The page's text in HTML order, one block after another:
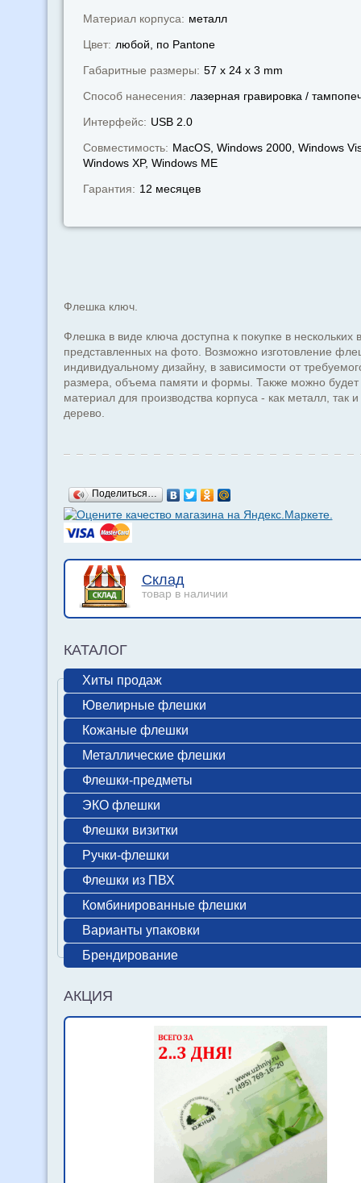
Материал корпуса: металл
Цвет: любой, по Pantone
Габаритные размеры: 57 x 24 x 3 mm
Способ нанесения: лазерная гравировка /
Интерфейс: USB 2.0
Совместимость: MacOS, Windows 2000, Windows
Windows XP, Windows МЕ
Гарантия: 12 месяцев
Флешка ключ.
Флешка в виде ключа доступна к покупке в нескольких
представленных на фото. Возможно изготовление
индивидуальному дизайну, в зависимости от
размера, объема памяти и формы. Также можно будет
материал для производства корпуса - как металл, так
дерево.
Поделиться…
Склад
товар в наличии
КАТАЛОГ
Хиты продаж
Ювелирные флешки
Кожаные флешки
Металлические флешки
Флешки-предметы
ЭКО флешки
Флешки визитки
Ручки-флешки
Флешки из ПВХ
Комбинированные флешки
Варианты упаковки
Брендирование
АКЦИЯ